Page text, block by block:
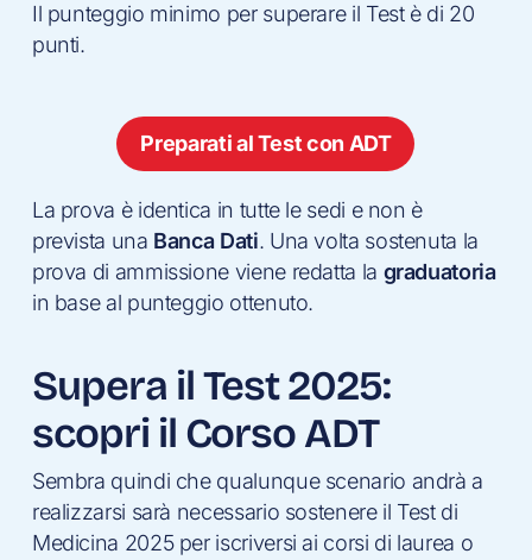
Il punteggio minimo per superare il Test è di 20
punti.
Preparati al Test con ADT
La prova è identica in tutte le sedi e non è
prevista una Banca Dati. Una volta sostenuta la
prova di ammissione viene redatta la graduatoria
in base al punteggio ottenuto.
Supera il Test 2025:
scopri il Corso ADT
Sembra quindi che qualunque scenario andrà a
realizzarsi sarà necessario sostenere il Test di
Medicina 2025 per iscriversi ai corsi di laurea o